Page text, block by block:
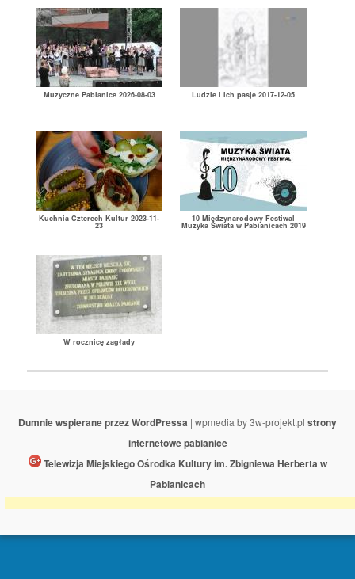
Muzyczne Pabianice 2026-08-03 Ludzie i ich pasje 2017-12-05
Kuchnia Czterech Kultur 2023-11-
23
10 Międzynarodowy Festiwal
Muzyka Świata w Pabianicach 2019
W rocznicę zagłady
Dumnie wspierane przez WordPressa | wpmedia by 3w-projekt.pl strony
internetowe pabianice
Telewizja Miejskiego Ośrodka Kultury im. Zbigniewa Herberta w
Pabianicach